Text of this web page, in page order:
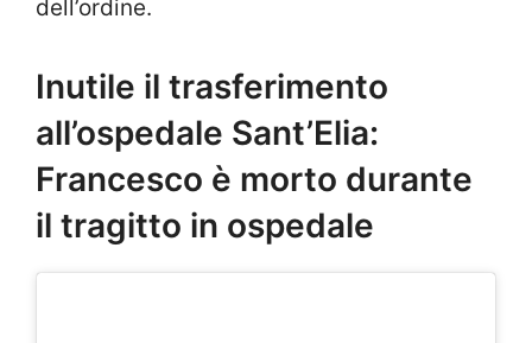
dell’ordine.
Inutile il trasferimento
all’ospedale Sant’Elia:
Francesco è morto durante
il tragitto in ospedale